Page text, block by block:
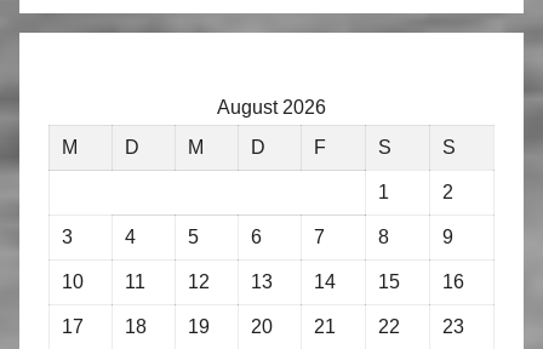
August 2026
M
D M D F S S
1 2
3 4 5 6 7 8 9
10 11 12 13 14 15 16
17 18 19 20 21 22 23